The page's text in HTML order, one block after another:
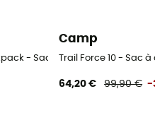
- Sac à dos d'hydratation
Camp
Trail Force 10 - Sac
64,20 € 99,90 € -